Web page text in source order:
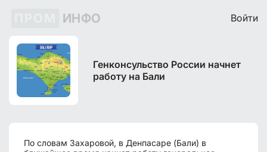
ИНФО Войти
Генконсульство России начнет
работу на Бали
По словам Захаровой, в Денпасаре (Бали) в